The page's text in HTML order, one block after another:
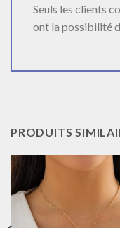
Seuls les clients
ont la possibilité
PRODUITS